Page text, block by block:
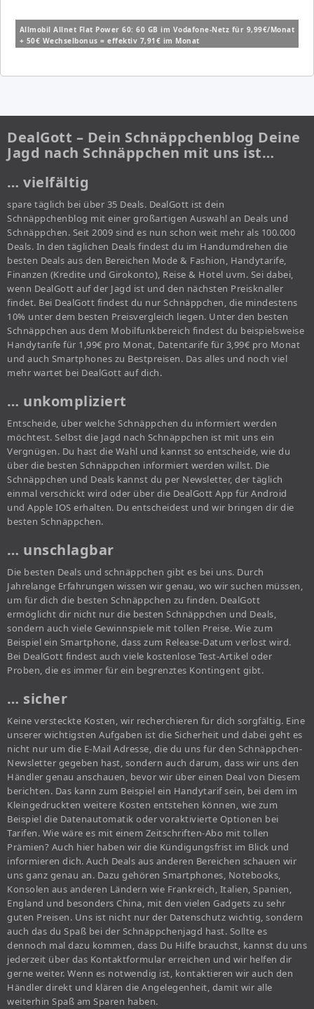
Allmobil Allnet Flat Power 60: 60 GB im Vodafone-Netz für 9,99€/Monat
+ 50€ Wechselbonus = effektiv 7,91€ im Monat
DealGott – Dein Schnäppchenblog Deine
Jagd nach Schnäppchen mit uns ist…
… vielfältig
spare täglich bei über 35 Deals. DealGott ist dein
Schnäppchenblog mit einer großartigen Auswahl an Deals und
Schnäppchen. Seit 2009 sind es nun schon weit mehr als 100.000
Deals. In den täglichen Deals findest du im Handumdrehen die
besten Deals aus den Bereichen Mode & Fashion, Handytarife,
Finanzen (Kredite und Girokonto), Reise & Hotel uvm. Sei dabei,
wenn DealGott auf der Jagd ist und den nächsten Preisknaller
findet. Bei DealGott findest du nur Schnäppchen, die mindestens
10% unter dem besten Preisvergleich liegen. Unter den besten
Schnäppchen aus dem Mobilfunkbereich findest du beispielsweise
Handytarife für 1,99€ pro Monat, Datentarife für 3,99€ pro Monat
und auch Smartphones zu Bestpreisen. Das alles und noch viel
mehr wartet bei DealGott auf dich.
… unkompliziert
Entscheide, über welche Schnäppchen du informiert werden
möchtest. Selbst die Jagd nach Schnäppchen ist mit uns ein
Vergnügen. Du hast die Wahl und kannst so entscheide, wie du
über die besten Schnäppchen informiert werden willst. Die
Schnäppchen und Deals kannst du per Newsletter, der täglich
einmal verschickt wird oder über die DealGott App für Android
und Apple IOS erhalten. Du entscheidest und wir bringen dir die
besten Schnäppchen.
… unschlagbar
Die besten Deals und schnäppchen gibt es bei uns. Durch
Jahrelange Erfahrungen wissen wir genau, wo wir suchen müssen,
um für dich die besten Schnäppchen zu finden. DealGott
ermöglicht dir nicht nur die besten Schnäppchen und Deals,
sondern auch viele Gewinnspiele mit tollen Preise. Wie zum
Beispiel ein Smartphone, dass zum Release-Datum verlost wird.
Bei DealGott findest auch viele kostenlose Test-Artikel oder
Proben, die es immer für ein begrenztes Kontingent gibt.
… sicher
Keine versteckte Kosten, wir recherchieren für dich sorgfältig. Eine
unserer wichtigsten Aufgaben ist die Sicherheit und dabei geht es
nicht nur um die E-Mail Adresse, die du uns für den Schnäppchen-
Newsletter gegeben hast, sondern auch darum, dass wir uns den
Händler genau anschauen, bevor wir über einen Deal von Diesem
berichten. Das kann zum Beispiel ein Handytarif sein, bei dem im
Kleingedruckten weitere Kosten entstehen können, wie zum
Beispiel die Datenautomatik oder voraktivierte Optionen bei
Tarifen. Wie wäre es mit einem Zeitschriften-Abo mit tollen
Prämien? Auch hier haben wir die Kündigungsfrist im Blick und
informieren dich. Auch Deals aus anderen Bereichen schauen wir
uns ganz genau an. Dazu gehören Smartphones, Notebooks,
Konsolen aus anderen Ländern wie Frankreich, Italien, Spanien,
England und besonders China, mit den vielen Gadgets zu sehr
guten Preisen. Uns ist nicht nur der Datenschutz wichtig, sondern
auch das du Spaß bei der Schnäppchenjagd hast. Sollte es
dennoch mal dazu kommen, dass Du Hilfe brauchst, kannst du uns
jederzeit über das Kontaktformular erreichen und wir helfen dir
gerne weiter. Wenn es notwendig ist, kontaktieren wir auch den
Händler direkt und klären die Angelegenheit, damit wir alle
weiterhin Spaß am Sparen haben.